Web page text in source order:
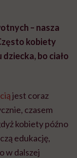
– nasza
kobiety
bo ciało
jest coraz
czasem
kobiety późno
edukację,
w dalszej